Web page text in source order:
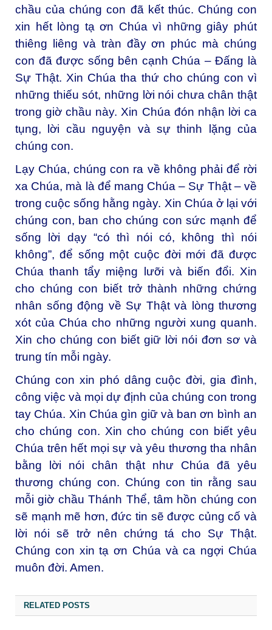
chầu của chúng con đã kết thúc. Chúng con
xin hết lòng tạ ơn Chúa vì những giây phút
thiêng liêng và tràn đầy ơn phúc mà chúng
con đã được sống bên cạnh Chúa – Đấng là
Sự Thật. Xin Chúa tha thứ cho chúng con vì
những thiếu sót, những lời nói chưa chân thật
trong giờ chầu này. Xin Chúa đón nhận lời ca
tụng, lời cầu nguyện và sự thinh lặng của
chúng con.
Lạy Chúa, chúng con ra về không phải để rời
xa Chúa, mà là để mang Chúa – Sự Thật – về
trong cuộc sống hằng ngày. Xin Chúa ở lại với
chúng con, ban cho chúng con sức mạnh để
sống lời dạy “có thì nói có, không thì nói
không”, để sống một cuộc đời mới đã được
Chúa thanh tẩy miệng lưỡi và biến đổi. Xin
cho chúng con biết trở thành những chứng
nhân sống động về Sự Thật và lòng thương
xót của Chúa cho những người xung quanh.
Xin cho chúng con biết giữ lời nói đơn sơ và
trung tín mỗi ngày.
Chúng con xin phó dâng cuộc đời, gia đình,
công việc và mọi dự định của chúng con trong
tay Chúa. Xin Chúa gìn giữ và ban ơn bình an
cho chúng con. Xin cho chúng con biết yêu
Chúa trên hết mọi sự và yêu thương tha nhân
bằng lời nói chân thật như Chúa đã yêu
thương chúng con. Chúng con tin rằng sau
mỗi giờ chầu Thánh Thể, tâm hồn chúng con
sẽ mạnh mẽ hơn, đức tin sẽ được củng cố và
lời nói sẽ trở nên chứng tá cho Sự Thật.
Chúng con xin tạ ơn Chúa và ca ngợi Chúa
muôn đời. Amen.
RELATED POSTS